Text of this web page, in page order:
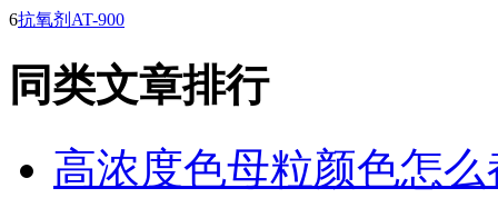
6抗氧剂AT-900
同类文章排行
高浓度色母粒颜色怎